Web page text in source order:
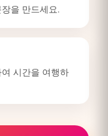
을 만드세요.
시간을 여행하